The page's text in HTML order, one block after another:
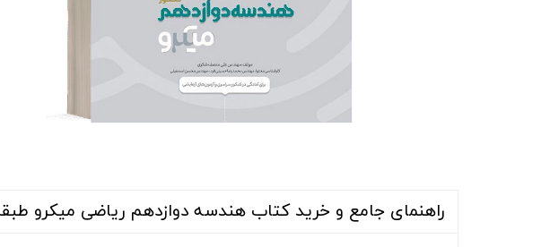
راهنمای جامع و خرید کتاب هندسه دوازدهم ریاضی میکرو